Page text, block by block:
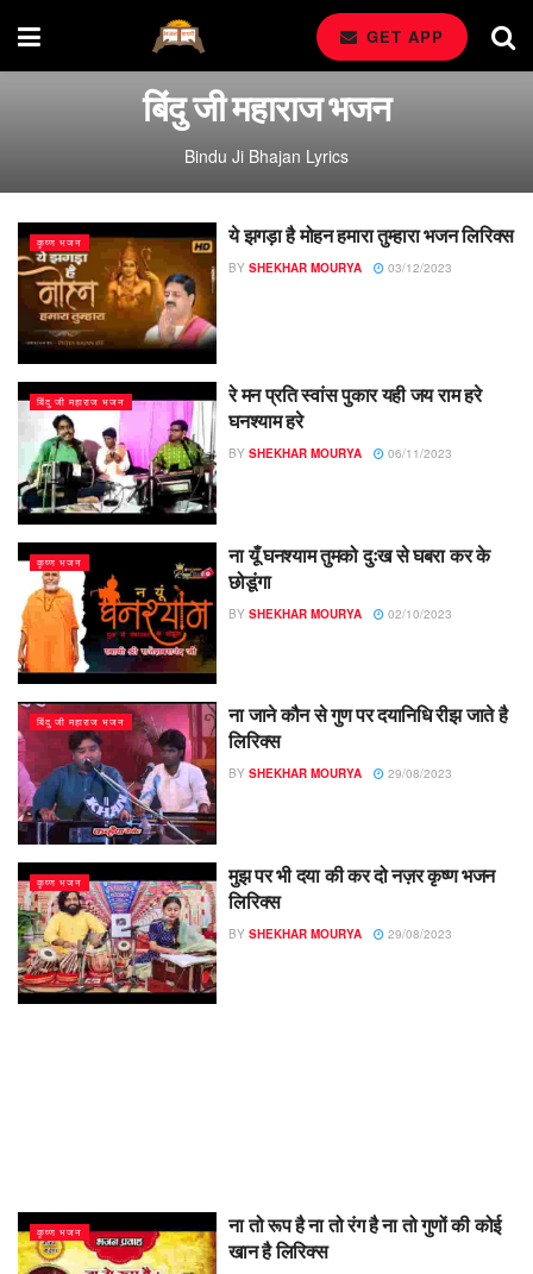
GET APP
बिंदु जी महाराज भजन
Bindu Ji Bhajan Lyrics
कृष्ण भजन ये झगड़ा है मोहन हमारा तुम्हारा भजन लिरिक्स
BY SHEKHAR MOURYA 03/12/2023
बिंदु जी महाराज भजन
रे मन प्रति स्वांस पुकार यही जय राम हरे
घनश्याम हरे
BY SHEKHAR MOURYA 06/11/2023
कृष्ण भजन
ना यूँ घनश्याम तुमको दुःख से घबरा कर के
छोडूंगा
BY SHEKHAR MOURYA 02/10/2023
बिंदु जी महाराज भजन
ना जाने कौन से गुण पर दयानिधि रीझ जाते है
लिरिक्स
BY SHEKHAR MOURYA 29/08/2023
कृष्ण भजन
मुझ पर भी दया की कर दो नज़र कृष्ण भजन
लिरिक्स
BY SHEKHAR MOURYA 29/08/2023
कृष्ण भजन
ना तो रूप है ना तो रंग है ना तो गुणों की कोई
खान है लिरिक्स